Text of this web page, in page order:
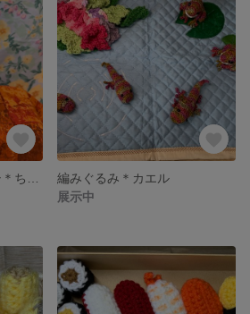
編みぐるみ＊カエル
展示中